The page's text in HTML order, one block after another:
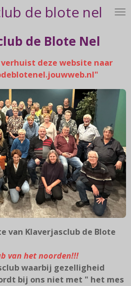
de blote nel
de Blote Nel
verhuist deze website naar
van Klaverjasclub de Blote
van het noorden!!!
waarbij gezelligheid
bij ons niet met " het mes